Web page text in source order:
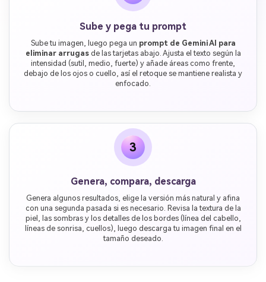
Sube y pega tu prompt
Sube tu imagen, luego pega un prompt de Gemini AI para
eliminar arrugasde las tarjetas abajo. Ajusta el texto según la
intensidad (sutil, medio, fuerte) y añade áreas como frente,
debajo de los ojos o cuello, así el retoque se mantiene realista y
enfocado.
3
Genera, compara, descarga
Genera algunos resultados, elige la versión más natural y afina
con una segunda pasada si es necesario. Revisa la textura de la
piel, las sombras y los detalles de los bordes (línea del cabello,
líneas de sonrisa, cuellos), luego descarga tu imagen final en el
tamaño deseado.